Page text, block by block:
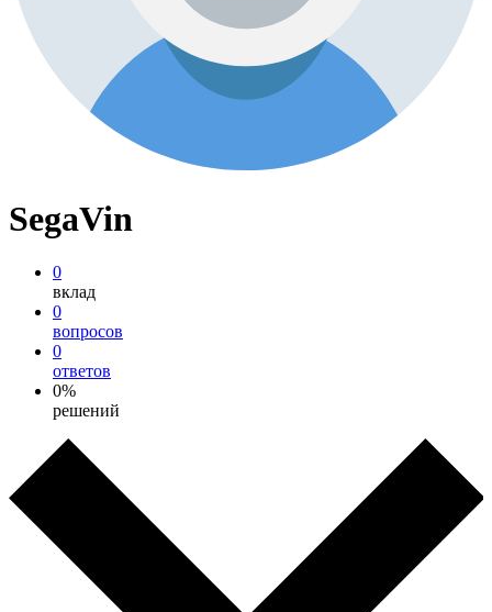
SegaVin
0
вклад
0
вопросов
0
ответов
0%
решений